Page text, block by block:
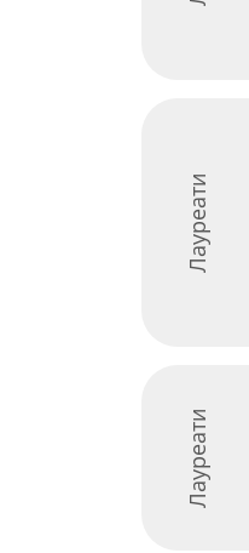
Лауреати
Лауреати